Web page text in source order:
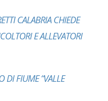
CALABRIA CHIEDE
E ALLEVATORI
DI FIUME “VALLE